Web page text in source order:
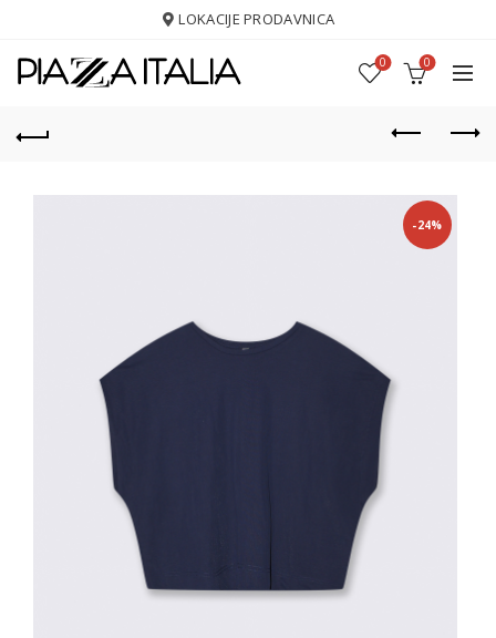
LOKACIJE PRODAVNICA
0 0
-24%